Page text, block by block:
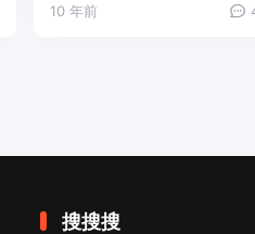
10 年前
搜搜搜